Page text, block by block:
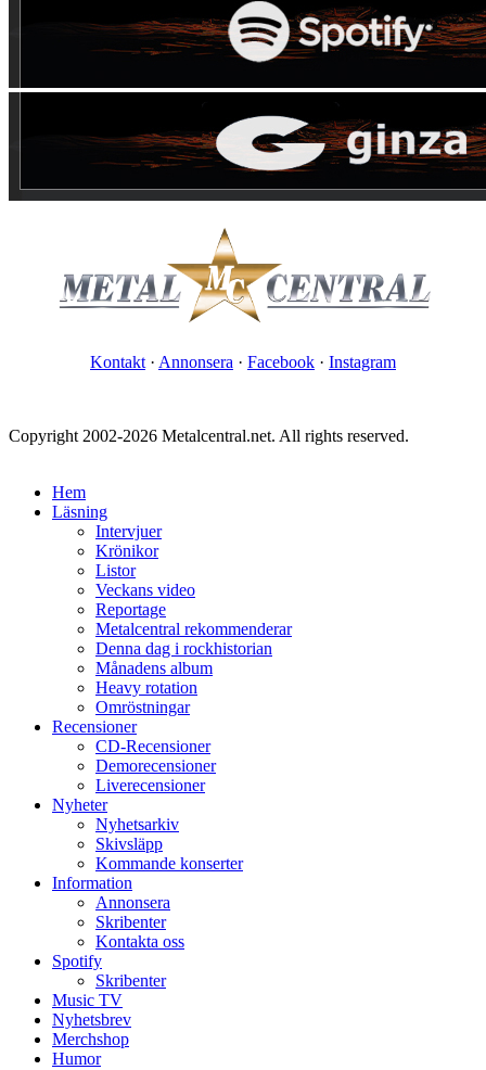
Kontakt · Annonsera · Facebook · Instagram
Copyright 2002-2026 Metalcentral.net. All rights reserved.
Hem
Läsning
Intervjuer
Krönikor
Listor
Veckans video
Reportage
Metalcentral rekommenderar
Denna dag i rockhistorian
Månadens album
Heavy rotation
Omröstningar
Recensioner
CD-Recensioner
Demorecensioner
Liverecensioner
Nyheter
Nyhetsarkiv
Skivsläpp
Kommande konserter
Information
Annonsera
Skribenter
Kontakta oss
Spotify
Skribenter
Music TV
Nyhetsbrev
Merchshop
Humor